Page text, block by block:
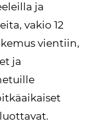
ja
vakio 12
vientiin,
ja